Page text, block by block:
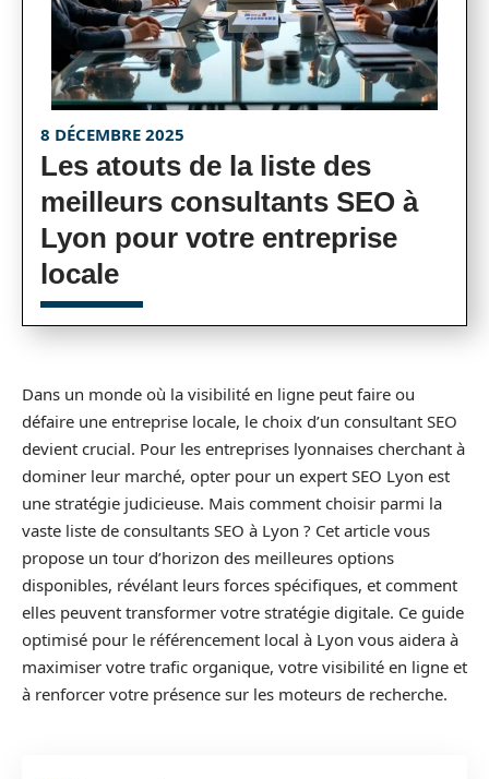
8 DÉCEMBRE 2025
Les atouts de la liste des
meilleurs consultants SEO à
Lyon pour votre entreprise
locale
Dans un monde où la visibilité en ligne peut faire ou
défaire une entreprise locale, le choix d’un consultant SEO
devient crucial. Pour les entreprises lyonnaises cherchant à
dominer leur marché, opter pour un expert SEO Lyon est
une stratégie judicieuse. Mais comment choisir parmi la
vaste liste de consultants SEO à Lyon ? Cet article vous
propose un tour d’horizon des meilleures options
disponibles, révélant leurs forces spécifiques, et comment
elles peuvent transformer votre stratégie digitale. Ce guide
optimisé pour le référencement local à Lyon vous aidera à
maximiser votre trafic organique, votre visibilité en ligne et
à renforcer votre présence sur les moteurs de recherche.